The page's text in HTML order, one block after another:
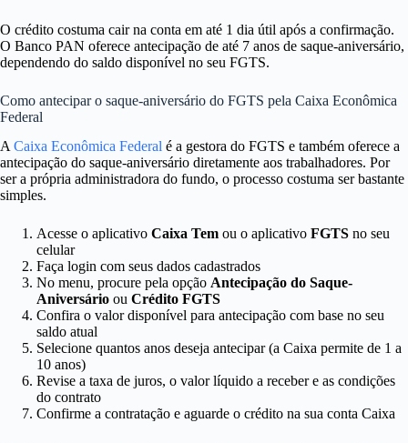
O crédito costuma cair na conta em até 1 dia útil após a confirmação.
O Banco PAN oferece antecipação de até 7 anos de saque-aniversário,
dependendo do saldo disponível no seu FGTS.
Como antecipar o saque-aniversário do FGTS pela Caixa Econômica
Federal
A Caixa Econômica Federal é a gestora do FGTS e também oferece a
antecipação do saque-aniversário diretamente aos trabalhadores. Por
ser a própria administradora do fundo, o processo costuma ser bastante
simples.
Acesse o aplicativo Caixa Tem ou o aplicativo FGTS no seu
celular
Faça login com seus dados cadastrados
No menu, procure pela opção Antecipação do Saque-
Aniversário ou Crédito FGTS
Confira o valor disponível para antecipação com base no seu
saldo atual
Selecione quantos anos deseja antecipar (a Caixa permite de 1 a
10 anos)
Revise a taxa de juros, o valor líquido a receber e as condições
do contrato
Confirme a contratação e aguarde o crédito na sua conta Caixa